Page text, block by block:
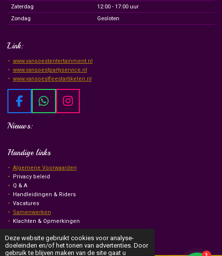
Deze website gebruikt cookies voor analyse-
doeleinden en/of het tonen van advertenties. Door
gebruik te blijven maken van de site gaat u
Zaterdag
12:00 - 17:00 uur
Zondag
Gesloten
Link:
www.vansoestentertainment.nl
www.vansoestpartyservice.nl
www.vansoestfeestartikelen.nl
F
c
b
o
k
W
s
A
p
I
g
r
m
Nieuws:
Handige links
Algemene Voorwaarden
Privacy beleid
Q & A
Handleidingen & Riders
Vacatures
Samenwerken
Klachten & Opmerkingen
© Van Soest Events & Entertainment 2026